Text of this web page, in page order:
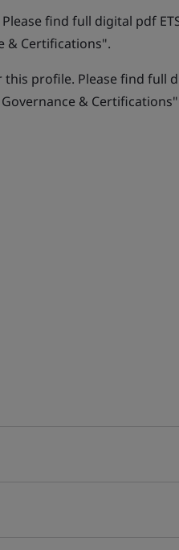
find full digital pdf
& Certifications".
profile. Please find full
&